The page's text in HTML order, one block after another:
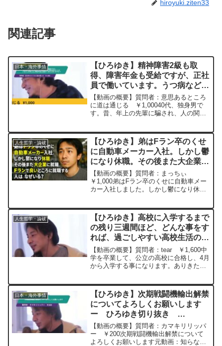
hiroyuki.ziten33
関連記事
日本・海外事情
【ひろゆき】精神障害2級も取
得、障害年金も受給ですが、正社
員で働いています。うつ病などで
も受給出来ない人がいることを考
えると障害年金は返還すべきだと
思いますか？ー ひろゆき切り抜
【動画の概要】質問者：意思あるところ
に道は通じる ￥1,00040代、独身男で
す。昔、年上の先輩に騙され、人の関係
を受けてきました。その際、精神障害2級
も取得、障害年...
人生哲学・論破
【ひろゆき】弟はFラン卒のくせ
に自動車メーカー入社。しかし鬱
になり休職。その後また大企業に
就職。Fランで良いところに就職
する人はなぜいる？ー ひろゆき
切り抜き 20250806
【動画の概要】質問者：まっちぃ
￥1,000弟はFラン卒のくせに自動車メー
カー入社しました。しかし鬱になり休職
ました。その後また大企業に就職し今は
結婚、私より給料貰って...
人生哲学・論破
【ひろゆき】高校に入学するまで
の残り三週間ほど、どんな事をす
れば、過ごしやすい高校生活のス
タートをきることができるでしょ
うか。ー ひろゆき切り抜き
20230318
【動画の概要】質問者：tear ￥1,600中
学を卒業して、公立の高校に合格し、4月
から入学する事になります。ありきたり
しやすい高校生活のスタートをきること
ができるでし...
日本・海外事情
【ひろゆき】次期戦闘機輸出解禁
についてよろしくお願いします
ー ひろゆき切り抜き
20240314
【動画の概要】質問者：カマキリリッパ
ー ￥200次期戦闘機輸出解禁について
よろしくお願いします元動画：知らなく